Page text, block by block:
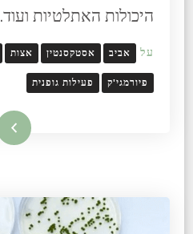
היכולות האתלטיות ועוד.
על אביב אסטקסנטין אצות
פיורמגי'ק פעילות גופנית
קרא עוד